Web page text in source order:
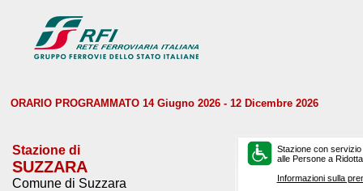
ORARIO PROGRAMMATO 14 Giugno 2026 - 12 Dicembre 2026
Stazione di
SUZZARA
Comune di Suzzara
Stazione con
alle Persone a
Informazioni sulla